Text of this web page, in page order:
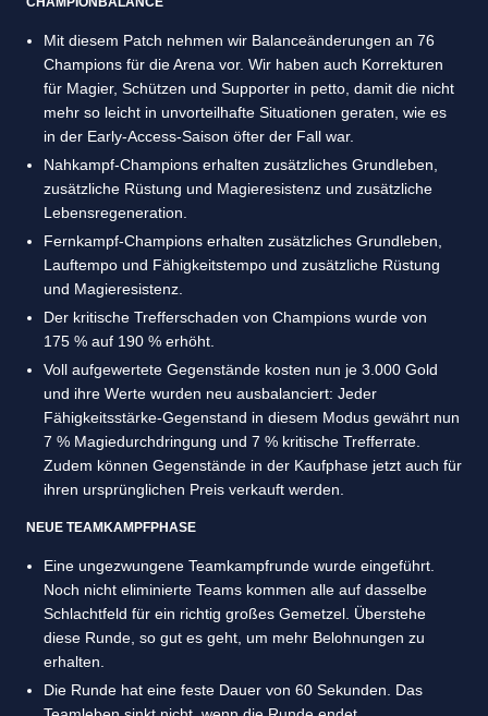
Mit diesem Patch nehmen wir Balanceänderungen an 76
Champions für die Arena vor. Wir haben auch Korrekturen
für Magier, Schützen und Supporter in petto, damit die nicht
mehr so leicht in unvorteilhafte Situationen geraten, wie es
in der Early-Access-Saison öfter der Fall war.
Nahkampf-Champions erhalten zusätzliches Grundleben,
zusätzliche Rüstung und Magieresistenz und zusätzliche
Lebensregeneration.
Fernkampf-Champions erhalten zusätzliches Grundleben,
Lauftempo und Fähigkeitstempo und zusätzliche Rüstung
und Magieresistenz.
Der kritische Trefferschaden von Champions wurde von
175 % auf 190 % erhöht.
Voll aufgewertete Gegenstände kosten nun je 3.000 Gold
und ihre Werte wurden neu ausbalanciert: Jeder
Fähigkeitsstärke-Gegenstand in diesem Modus gewährt nun
7 % Magiedurchdringung und 7 % kritische Trefferrate.
Zudem können Gegenstände in der Kaufphase jetzt auch für
ihren ursprünglichen Preis verkauft werden.
NEUE TEAMKAMPFPHASE
Eine ungezwungene Teamkampfrunde wurde eingeführt.
Noch nicht eliminierte Teams kommen alle auf dasselbe
Schlachtfeld für ein richtig großes Gemetzel. Überstehe
diese Runde, so gut es geht, um mehr Belohnungen zu
erhalten.
Die Runde hat eine feste Dauer von 60 Sekunden. Das